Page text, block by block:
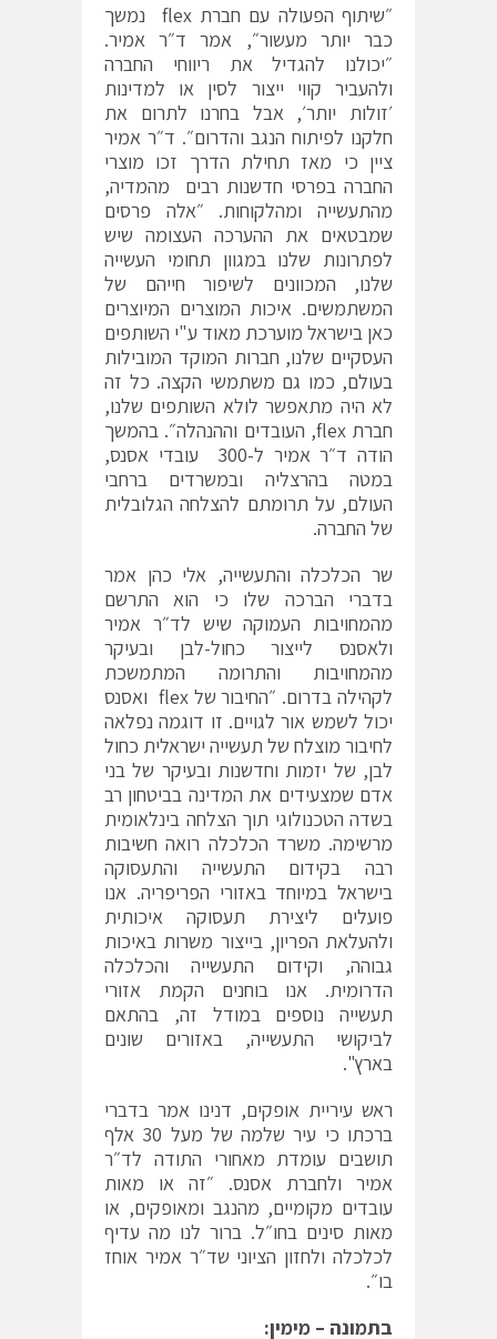
״שיתוף הפעולה עם חברת flex נמשך
כבר יותר מעשור״, אמר ד״ר אמיר.
״יכולנו להגדיל את ריווחי החברה
ולהעביר קווי ייצור לסין או למדינות
׳זולות יותר׳, אבל בחרנו לתרום את
חלקנו לפיתוח הנגב והדרום״. ד״ר אמיר
ציין כי מאז תחילת הדרך זכו מוצרי
החברה בפרסי חדשנות רבים מהמדיה,
מהתעשייה ומהלקוחות. ״אלה פרסים
שמבטאים את ההערכה העצומה שיש
לפתרונות שלנו במגוון תחומי העשייה
שלנו, המכוונים לשיפור חייהם של
המשתמשים. איכות המוצרים המיוצרים
כאן בישראל מוערכת מאוד ע"י השותפים
העסקיים שלנו, חברות המוקד המובילות
בעולם, כמו גם משתמשי הקצה. כל זה
לא היה מתאפשר לולא השותפים שלנו,
חברת flex, העובדים וההנהלה״. בהמשך
הודה ד״ר אמיר ל-300 עובדי אסנס,
במטה בהרצליה ובמשרדים ברחבי
העולם, על תרומתם להצלחה הגלובלית
של החברה.
שר הכלכלה והתעשייה, אלי כהן אמר
בדברי הברכה שלו כי הוא התרשם
מהמחויבות העמוקה שיש לד״ר אמיר
ולאסנס לייצור כחול-לבן ובעיקר
מהמחויבות והתרומה המתמשכת
לקהילה בדרום. ״החיבור של flex ואסנס
יכול לשמש אור לגויים. זו דוגמה נפלאה
לחיבור מוצלח של תעשייה ישראלית כחול
לבן, של יזמות וחדשנות ובעיקר של בני
אדם שמצעידים את המדינה בביטחון רב
בשדה הטכנולוגי תוך הצלחה בינלאומית
מרשימה. משרד הכלכלה רואה חשיבות
רבה בקידום התעשייה והתעסוקה
בישראל במיוחד באזורי הפריפריה. אנו
פועלים ליצירת תעסוקה איכותית
ולהעלאת הפריון, בייצור משרות באיכות
גבוהה, וקידום התעשייה והכלכלה
הדרומית. אנו בוחנים הקמת אזורי
תעשייה נוספים במודל זה, בהתאם
לביקושי התעשייה, באזורים שונים
בארץ".
ראש עיריית אופקים, דנינו אמר בדברי
ברכתו כי עיר שלמה של מעל 30 אלף
תושבים עומדת מאחורי התודה לד״ר
אמיר ולחברת אסנס. ״זה או מאות
עובדים מקומיים, מהנגב ומאופקים, או
מאות סינים בחו״ל. ברור לנו מה עדיף
לכלכלה ולחזון הציוני שד״ר אמיר אוחז
בו״.
בתמונה – מימין: